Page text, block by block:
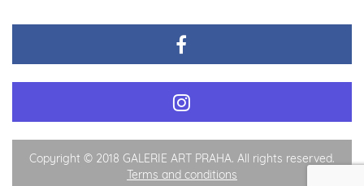
Copyright © 2018 GALERIE ART PRAHA. All rights reserved.
Terms and conditions